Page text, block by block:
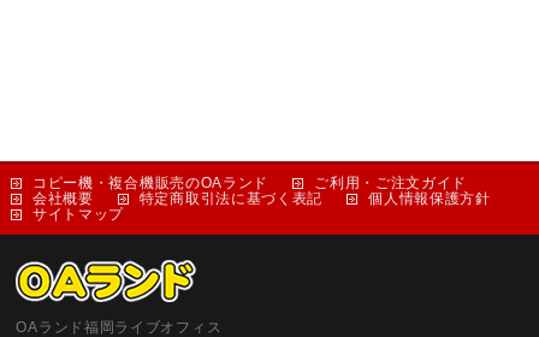
コピー機・複合機販売のOAランド
ご利用・ご注文ガイド
会社概要
特定商取引法に基づく表記
個人情報保護方針
サイトマップ
OAランド福岡ライブオフィス